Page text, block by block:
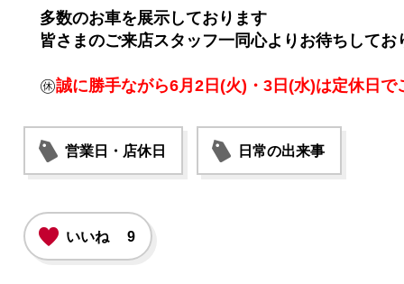
多数のお車を展示しております
皆さまのご来店スタッフ一同心よりお待ちしてお
㊡誠に勝手ながら6月2日(火)・3日(水)は定休日で
営業日・店休日 日常の出来事
いいね 9